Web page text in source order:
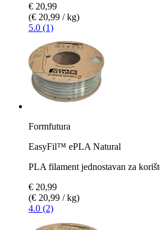
€ 20,99
(€ 20,99 / kg)
5.0 (1)
Formfutura
EasyFil™ ePLA Natural
PLA filament jednostavan za
€ 20,99
(€ 20,99 / kg)
4.0 (2)